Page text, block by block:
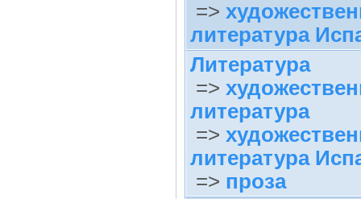
=>
литература
Литература
=>
литература
=>
литература
=> проза